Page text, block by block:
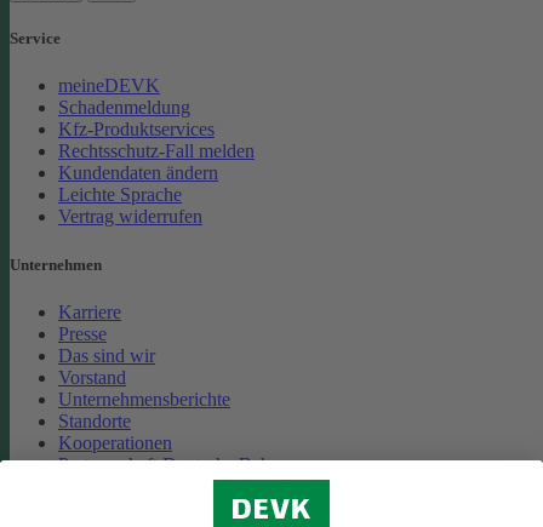
Service
meineDEVK
Schadenmeldung
Kfz-Produktservices
Rechtsschutz-Fall melden
Kundendaten ändern
Leichte Sprache
Vertrag widerrufen
Unternehmen
Karriere
Presse
Das sind wir
Vorstand
Unternehmensberichte
Standorte
Kooperationen
Partnerschaft Deutsche Bahn